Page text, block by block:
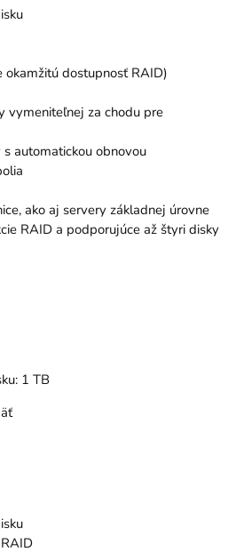
okamžitú dostupnosť RAID)
vymeniteľnej za chodu pre
automatickou obnovou
ako aj servery základnej úrovne
RAID a podporujúce až štyri disky
1 TB